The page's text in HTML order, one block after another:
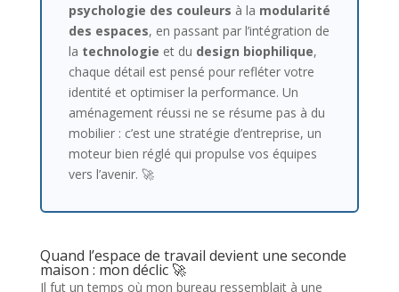
psychologie des couleurs à la modularité
des espaces, en passant par l’intégration de
la technologie et du design biophilique,
chaque détail est pensé pour refléter votre
identité et optimiser la performance. Un
aménagement réussi ne se résume pas à du
mobilier : c’est une stratégie d’entreprise, un
moteur bien réglé qui propulse vos équipes
vers l’avenir. 🚀
Quand l’espace de travail devient une seconde
maison : mon déclic 🚀
Il fut un temps où mon bureau ressemblait à une